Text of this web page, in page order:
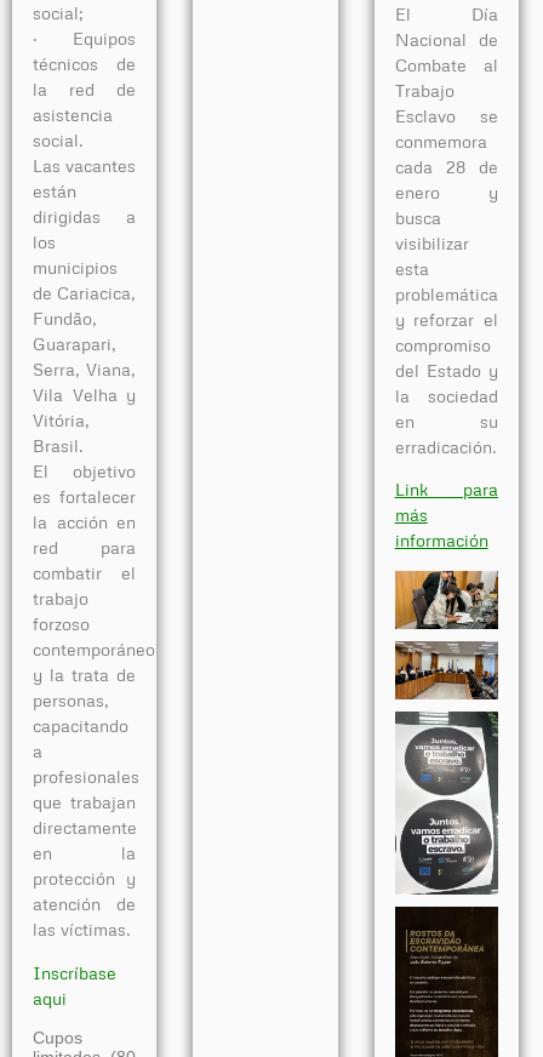
social;
· Equipos
técnicos de
la red de
asistencia
social.
Las vacantes
están
dirigidas a
los
municipios
de Cariacica,
Fundão,
Guarapari,
Serra, Viana,
Vila Velha y
Vitória,
Brasil.
El objetivo
es fortalecer
la acción en
red para
combatir el
trabajo
forzoso
contemporáneo
y la trata de
personas,
capacitando
a
profesionales
que trabajan
directamente
en la
protección y
atención de
las víctimas.
Inscríbase
aqui
Cupos
El Día
Nacional de
Combate al
Trabajo
Esclavo se
conmemora
cada 28 de
enero y
busca
visibilizar
esta
problemática
y reforzar el
compromiso
del Estado y
la sociedad
en su
erradicación.
Link para
más
información